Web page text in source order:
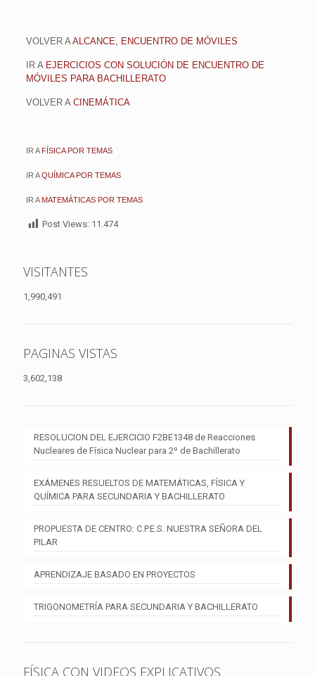
VOLVER AALCANCE, ENCUENTRO DE MÓVILES
IR A EJERCICIOS CON SOLUCIÓN DE ENCUENTRO DE
MÓVILES PARA BACHILLERATO
VOLVER A CINEMÁTICA
IR A FÍSICA POR TEMAS
IR AQUÍMICA POR TEMAS
IR A MATEMÁTICAS POR TEMAS
Post Views: 11.474
VISITANTES
1,990,491
PAGINAS VISTAS
3,602,138
RESOLUCION DEL EJERCICIO F2BE1348 de Reacciones
Nucleares de Física Nuclear para 2º de Bachillerato
EXÁMENES RESUELTOS DE MATEMÁTICAS, FÍSICA Y
QUÍMICA PARA SECUNDARIA Y BACHILLERATO
PROPUESTA DE CENTRO: C.P.E.S. NUESTRA SEÑORA DEL
PILAR
APRENDIZAJE BASADO EN PROYECTOS
TRIGONOMETRÍA PARA SECUNDARIA Y BACHILLERATO
FÍSICA CON VIDEOS EXPLICATIVOS